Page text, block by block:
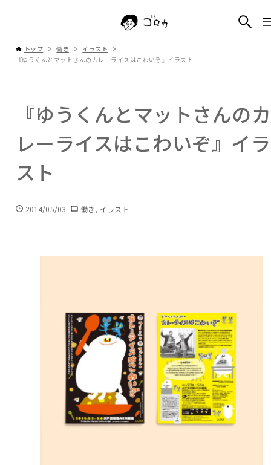
トップ 働き
イラスト
『ゆうくんとマットさんのカレーライスはこわいぞ』イラスト
『ゆうくんとマットさんのカ
レーライスはこわいぞ』イラ
スト
2014/05/03 働き イラスト